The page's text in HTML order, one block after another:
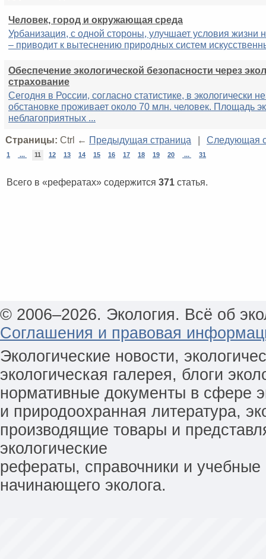
Человек, город и окружающая среда
Урбанизация, с одной стороны, улучшает условия жизни
– приводит к вытеснению природных систем
Обеспечение экологической безопасности через
страхование
Сегодня в России, согласно статистике, в экологически
обстановке проживает около 70 млн. человек. Площадь
неблагоприятных ...
Страницы: Ctrl ← Предыдущая страница | Следующая
1 ... 11 12 13 14 15 16 17 18 19 20 ... 31
Всего в «рефератах» содержится 371 статья.
© 2006–2026. Экология. Всё об
Соглашения и правовая
Экологические новости,
экологическая галерея, блоги
нормативные документы в сфере
и природоохранная литература,
производящие товары и
экологические
рефераты, справочники и
начинающего эколога.